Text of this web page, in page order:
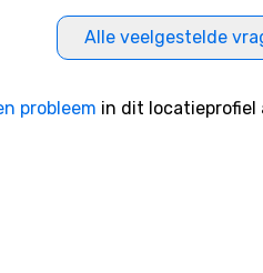
Alle veelgestelde
probleem in dit locatieprofiel